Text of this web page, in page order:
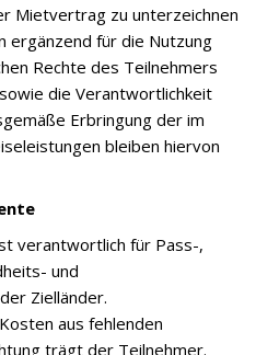
Mietvertrag zu unterzeichnen
ergänzend für die Nutzung
Rechte des Teilnehmers
die Verantwortlichkeit
Erbringung der im
bleiben hiervon
verantwortlich für Pass-,
und
Zielländer.
aus fehlenden
trägt der Teilnehmer.